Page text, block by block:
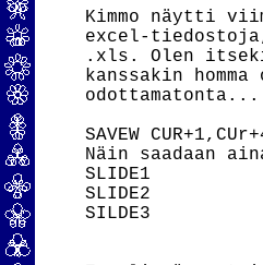
Kimmo näytti
excel-
.xls. Olen
kanssakin
odottamatonta...
SAVEW
Näin saadaan
SLIDE1
SLIDE2
SILDE3